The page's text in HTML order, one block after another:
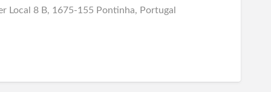
Local 8 B, 1675-155 Pontinha, Portugal